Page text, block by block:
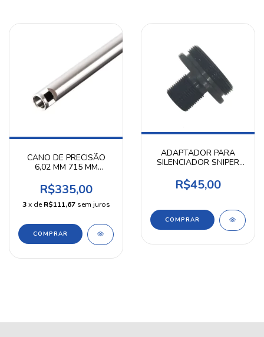
CANO DE PRECISÃO
6,02 MM 715 MM
R$335,00
3 x deR$111,67 sem juros
ADAPTADOR PARA
SILENCIADOR SNIPER
R$45,00